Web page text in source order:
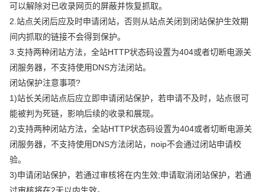
可以解除对已收录网页的屏蔽并恢复抓取。
2.站点关闭后应及时申请闭站，否则从站点关闭到闭站保护生效期
间内抓取的链接不会得到保护。
3.支持两种闭站方法，全站HTTP状态码设置为404或者切断电源关
闭服务器，不支持使用DNS方法闭站。
闭站保护注意事项?
1)站长关闭站点后应立即申请闭站保护，若申请不及时，站点很可
能被判为死链，影响后续的收录和展现。
2)支持两种闭站方法，全站HTTP状态码设置为404或者切断电源关
闭服务器，不支持使用DNS方法闭站，noip不会通过闭站申请校
验。
3)申请闭站保护，若通过审核将在内生效;申请取消闭站保护，若通
过审核将在2天以内生效。